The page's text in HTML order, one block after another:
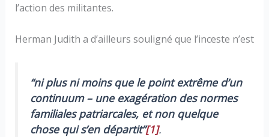
l’action des militantes.
Herman Judith a d’ailleurs souligné que l’inceste n’est
“ni plus ni moins que le point extrême d’un
continuum – une exagération des normes
familiales patriarcales, et non quelque
chose qui s’en départit”[1].